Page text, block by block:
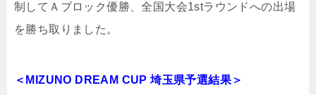
制してＡブロック優勝、全国大会1stラウンドへの出場
を勝ち取りました。
＜MIZUNO DREAM CUP 埼玉県予選結果 ＞